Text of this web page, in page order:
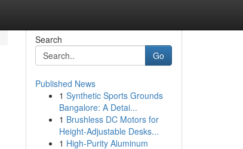
Search
Go
Published News
1 Synthetic Sports Grounds
Bangalore: A Detai...
1 Brushless DC Motors for
Height-Adjustable Desks...
1 High-Purity Aluminum